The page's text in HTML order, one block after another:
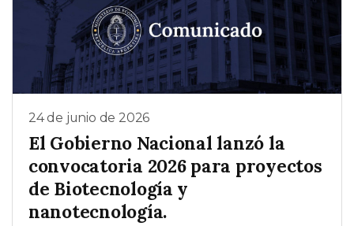
24 de junio de 2026
El Gobierno Nacional lanzó la
convocatoria 2026 para proyectos
de Biotecnología y
nanotecnología.